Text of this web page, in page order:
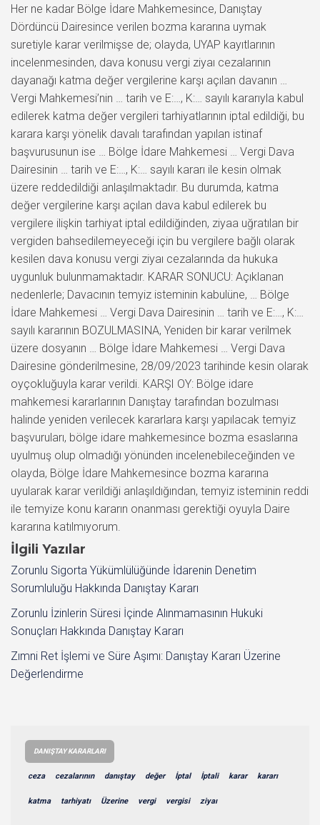
Her ne kadar Bölge İdare Mahkemesince, Danıştay
Dördüncü Dairesince verilen bozma kararına uymak
suretiyle karar verilmişse de; olayda, UYAP kayıtlarının
incelenmesinden, dava konusu vergi ziyaı cezalarının
dayanağı katma değer vergilerine karşı açılan davanın …
Vergi Mahkemesi’nin … tarih ve E:…, K:… sayılı kararıyla kabul
edilerek katma değer vergileri tarhiyatlarının iptal edildiği, bu
karara karşı yönelik davalı tarafından yapılan istinaf
başvurusunun ise … Bölge İdare Mahkemesi … Vergi Dava
Dairesinin … tarih ve E:…, K:… sayılı kararı ile kesin olmak
üzere reddedildiği anlaşılmaktadır. Bu durumda, katma
değer vergilerine karşı açılan dava kabul edilerek bu
vergilere ilişkin tarhiyat iptal edildiğinden, ziyaa uğratılan bir
vergiden bahsedilemeyeceği için bu vergilere bağlı olarak
kesilen dava konusu vergi ziyaı cezalarında da hukuka
uygunluk bulunmamaktadır. KARAR SONUCU: Açıklanan
nedenlerle; Davacının temyiz isteminin kabulüne, … Bölge
İdare Mahkemesi … Vergi Dava Dairesinin … tarih ve E:…, K:…
sayılı kararının BOZULMASINA, Yeniden bir karar verilmek
üzere dosyanın … Bölge İdare Mahkemesi … Vergi Dava
Dairesine gönderilmesine, 28/09/2023 tarihinde kesin olarak
oyçokluğuyla karar verildi. KARŞI OY: Bölge idare
mahkemesi kararlarının Danıştay tarafından bozulması
halinde yeniden verilecek kararlara karşı yapılacak temyiz
başvuruları, bölge idare mahkemesince bozma esaslarına
uyulmuş olup olmadığı yönünden incelenebileceğinden ve
olayda, Bölge İdare Mahkemesince bozma kararına
uyularak karar verildiği anlaşıldığından, temyiz isteminin reddi
ile temyize konu kararın onanması gerektiği oyuyla Daire
kararına katılmıyorum.
İlgili Yazılar
Zorunlu Sigorta Yükümlülüğünde İdarenin Denetim
Sorumluluğu Hakkında Danıştay Kararı
Zorunlu İzinlerin Süresi İçinde Alınmamasının Hukuki
Sonuçları Hakkında Danıştay Kararı
Zımni Ret İşlemi ve Süre Aşımı: Danıştay Kararı Üzerine
Değerlendirme
DANIŞTAY KARARLARI
ceza cezalarının danıştay değer İptal İptali karar kararı
katma tarhiyatı Üzerine vergi vergisi ziyaı